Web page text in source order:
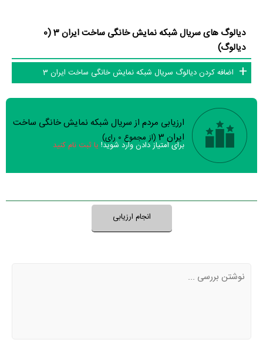
دیالوگ های سریال شبکه نمایش خانگی ساخت ایران 3 (0
دیالوگ)
اضافه کردن دیالوگ سریال شبکه نمایش خانگی ساخت ایران 3
سوالات نظرسنجی ( 0 سوال)
ارزیابی مردم از سریال شبکه نمایش خانگی ساخت
ایران 3
(از مجموع 0 رای)
برای امتیاز دادن وارد شوید! یا ثبت نام کنید
انجام ارزیابی